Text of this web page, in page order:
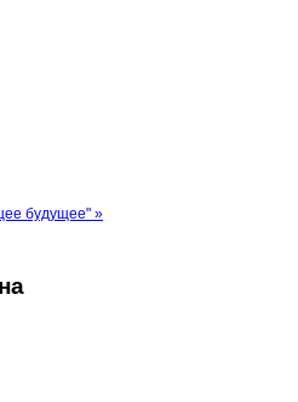
будущее" »